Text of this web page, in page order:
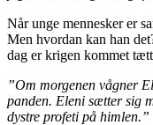
Når unge mennesker er
Men hvordan kan han
dag er krigen kommet
”Om morgenen vågner
panden. Eleni sætter sig
dystre profeti på himlen.”